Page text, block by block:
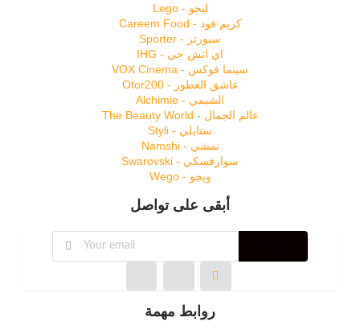
ليجو - Lego
كريم فود - Careem Food
سبورتر - Sporter
اي اتش جي - IHG
سينما فوكس - VOX Cinema
عاشق العطور - Otor200
الشيمي - Alchimie
عالم الجمال - The Beauty World
ستايلي - Styli
نمشي - Namshi
سوارفسكي - Swarovski
ويجو - Wego
أبقى على تواصل
روابط مهمة